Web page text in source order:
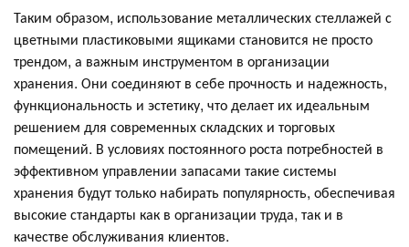
Таким образом, использование металлических стеллажей с
цветными пластиковыми ящиками становится не просто
трендом, а важным инструментом в организации
хранения. Они соединяют в себе прочность и надежность,
функциональность и эстетику, что делает их идеальным
решением для современных складских и торговых
помещений. В условиях постоянного роста потребностей в
эффективном управлении запасами такие системы
хранения будут только набирать популярность, обеспечивая
высокие стандарты как в организации труда, так и в
качестве обслуживания клиентов.